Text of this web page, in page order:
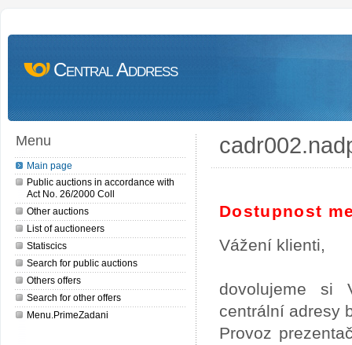
Central Address
Menu
Main page
Public auctions in accordance with
Act No. 26/2000 Coll
Other auctions
List of auctioneers
Statiscics
Search for public auctions
Others offers
Search for other offers
Menu.PrimeZadani
Dostupnost
Vážení klienti,
dovolujeme si
centrální adresy
Provoz